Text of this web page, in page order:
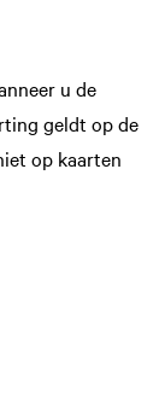
u de
geldt op de
op kaarten